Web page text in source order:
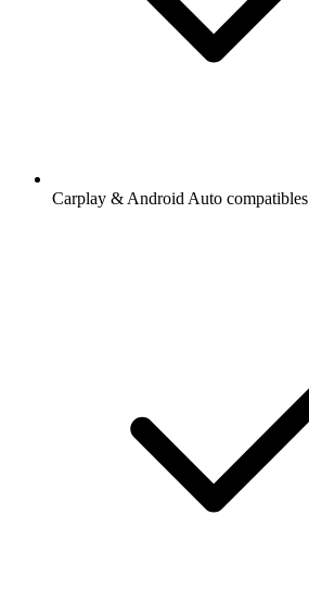
Carplay & Android Auto compatibles